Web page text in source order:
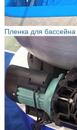
Пленка для бассейна